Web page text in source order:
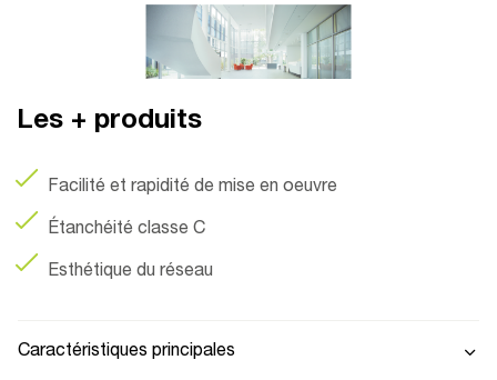
Les + produits
Facilité et rapidité de mise en oeuvre
Étanchéité classe C
Esthétique du réseau
Caractéristiques principales